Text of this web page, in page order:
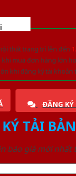
thất trang trí lên đến
khi mua đơn hàng lớn
khi đăng ký tài
ĐĂNG
TẢI
báo giá mới nhất